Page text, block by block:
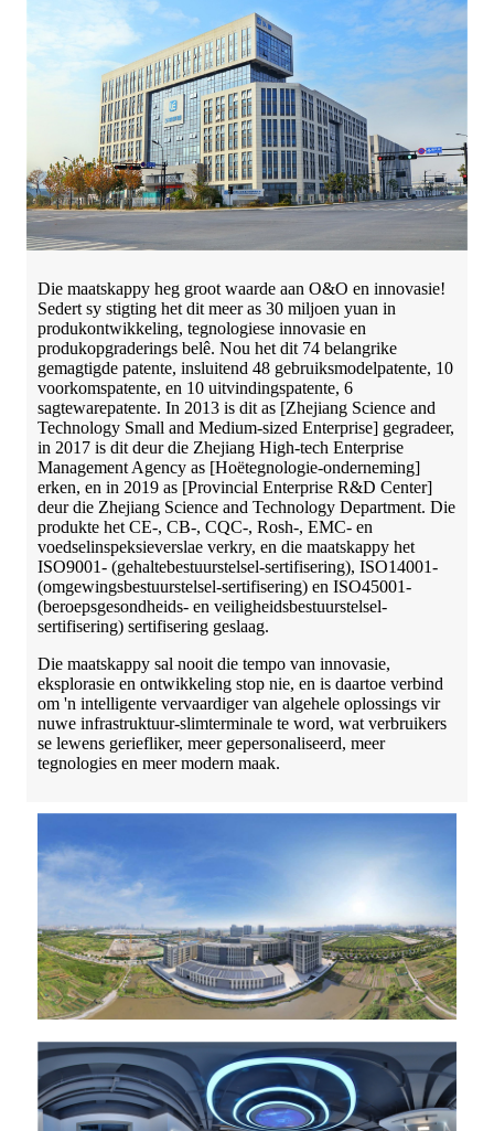
Die maatskappy heg groot waarde aan O&O en innovasie!
Sedert sy stigting het dit meer as 30 miljoen yuan in
produkontwikkeling, tegnologiese innovasie en
produkopgraderings belê. Nou het dit 74 belangrike
gemagtigde patente, insluitend 48 gebruiksmodelpatente, 10
voorkomspatente, en 10 uitvindingspatente, 6
sagtewarepatente. In 2013 is dit as [Zhejiang Science and
Technology Small and Medium-sized Enterprise] gegradeer,
in 2017 is dit deur die Zhejiang High-tech Enterprise
Management Agency as [Hoëtegnologie-onderneming]
erken, en in 2019 as [Provincial Enterprise R&D Center]
deur die Zhejiang Science and Technology Department. Die
produkte het CE-, CB-, CQC-, Rosh-, EMC- en
voedselinspeksieverslae verkry, en die maatskappy het
ISO9001- (gehaltebestuurstelsel-sertifisering), ISO14001-
(omgewingsbestuurstelsel-sertifisering) en ISO45001-
(beroepsgesondheids- en veiligheidsbestuurstelsel-
sertifisering) sertifisering geslaag.
Die maatskappy sal nooit die tempo van innovasie,
eksplorasie en ontwikkeling stop nie, en is daartoe verbind
om 'n intelligente vervaardiger van algehele oplossings vir
nuwe infrastruktuur-slimterminale te word, wat verbruikers
se lewens geriefliker, meer gepersonaliseerd, meer
tegnologies en meer modern maak.